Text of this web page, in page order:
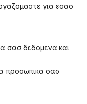
για εσασ
σασ δεδομενα και
προσωπικα σασ